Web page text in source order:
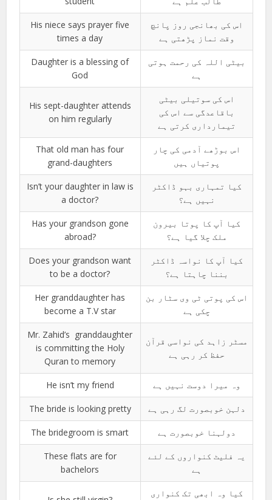
His niece says prayer five
times a day
اس کی بھانجی روز پانچ
وقت نماز پڑھتی ہے
Daughter is a blessing of
God
بیٹی اللہ کی رحمت ہوتی
ہے
His sept-daughter attends
on him regularly
اس کی سوتیلی بیٹی
باقاعدگی سے اس کی
تیمارداری کرتی ہے
That old man has four
grand-daughters
اس بوڑھے آدمی کی چار
پوتیاں ہیں
Isn’t your daughter in law is
a doctor?
کیا تمہاری بہو ڈاکٹر
نہیں ہے؟
Has your grandson gone
abroad?
کیا آپ کا پوتا بیرون
ملک چلا گیا ہے؟
Does your grandson want
to be a doctor?
کیا آپ کا نواسہ ڈاکٹر
بننا چاہتا ہے؟
Her granddaughter has
become a T.V star
اس کی پوتی ٹی وی سٹار بن
چکی ہے
Mr. Zahid’s granddaughter
is committing the Holy
Quran to memory
مسٹر زاہد کی نواسی قرآن
حفظ کر رہی ہے
He isn’t my friend وہ میرا دوست نہیں ہے
The bride is looking pretty دلہن خوبصورت لگ رہی ہے
The bridegroom is smart دولہنا خوبصورت ہے
These flats are for
bachelors
یہ فلیٹ کنواروں کے لئے
ہے
کیا وہ ابھی تک کنواری